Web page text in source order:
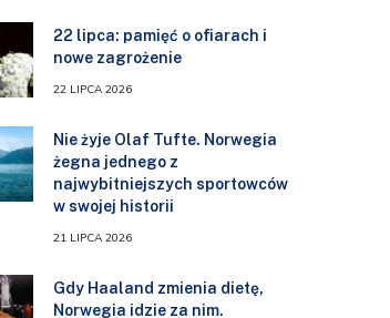
22 lipca: pamięć o ofiarach i
nowe zagrożenie
22 LIPCA 2026
Nie żyje Olaf Tufte. Norwegia
żegna jednego z
najwybitniejszych sportowców
w swojej historii
21 LIPCA 2026
Gdy Haaland zmienia dietę,
Norwegia idzie za nim.